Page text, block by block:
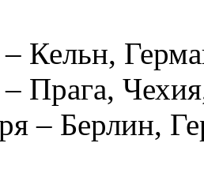
Кельн,
Прага,
– Берлин,